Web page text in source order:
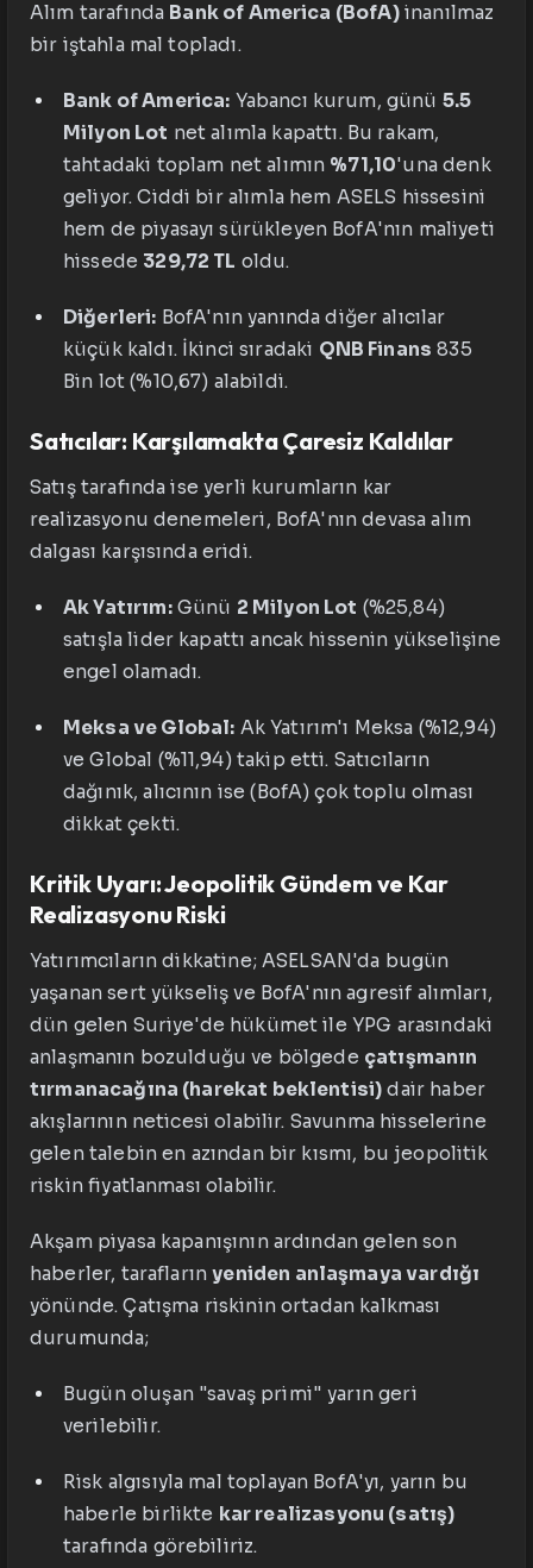
Alım tarafında Bank of America (BofA)inanılmaz
bir iştahla mal topladı.
Bank of America: Yabancı kurum, günü 5.5
Milyon Lot net alımla kapattı. Bu rakam,
tahtadaki toplam net alımın %71,10'una denk
geliyor. Ciddi bir alımla hem ASELS hissesini
hem de piyasayı sürükleyen BofA'nın maliyeti
hissede 329,72 TL oldu.
Diğerleri: BofA'nın yanında diğer alıcılar
küçük kaldı. İkinci sıradaki QNB Finans 835
Bin lot (%10,67) alabildi.
Satıcılar: Karşılamakta Çaresiz Kaldılar
Satış tarafında ise yerli kurumların kar
realizasyonu denemeleri, BofA'nın devasa alım
dalgası karşısında eridi.
Ak Yatırım:Günü 2 Milyon Lot (%25,84)
satışla lider kapattı ancak hissenin yükselişine
engel olamadı.
Meksa ve Global: Ak Yatırım'ı Meksa (%12,94)
ve Global (%11,94) takip etti. Satıcıların
dağınık, alıcının ise (BofA) çok toplu olması
dikkat çekti.
Kritik Uyarı: Jeopolitik Gündem ve Kar
Realizasyonu Riski
Yatırımcıların dikkatine; ASELSAN'da bugün
yaşanan sert yükseliş ve BofA'nın agresif alımları,
dün gelen Suriye'de hükümet ile YPG arasındaki
anlaşmanın bozulduğu ve bölgede çatışmanın
tırmanacağına (harekat beklentisi) dair haber
akışlarının neticesi olabilir. Savunma hisselerine
gelen talebin en azından bir kısmı, bu jeopolitik
riskin fiyatlanması olabilir.
Akşam piyasa kapanışının ardından gelen son
haberler, taraflarınyeniden anlaşmaya vardığı
yönünde. Çatışma riskinin ortadan kalkması
durumunda;
Bugün oluşan "savaş primi" yarın geri
verilebilir.
Risk algısıyla mal toplayan BofA'yı, yarın bu
haberle birlikte kar realizasyonu (satış)
tarafında görebiliriz.